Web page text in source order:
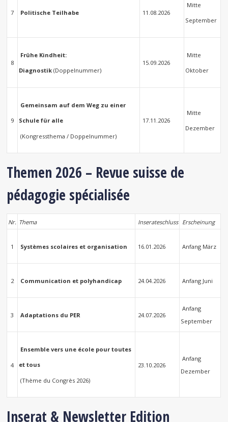
7 Politische Teilhabe 11.08.2026
Mitte
September
8
Frühe Kindheit:
Diagnostik(Doppelnummer)
15.09.2026
Mitte
Oktober
9
Gemeinsam auf dem Weg zu einer
Schule für alle
(Kongressthema / Doppelnummer)
17.11.2026
Mitte
Dezember
Themen 2026 – Revue suisse de
pédagogie spécialisée
Nr. Thema Inserateschluss Erscheinung
1 Systèmes scolaires et organisation 16.01.2026 Anfang März
2 Communication et polyhandicap 24.04.2026 Anfang Juni
3 Adaptations du PER 24.07.2026
Anfang
September
4
Ensemble vers une école pour toutes
et tous
(Thème du Congrès 2026)
23.10.2026
Anfang
Dezember
Inserat & Newsletter Edition